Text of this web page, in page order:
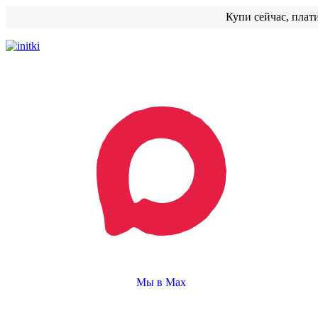
Купи сейчас,
Мы в Max